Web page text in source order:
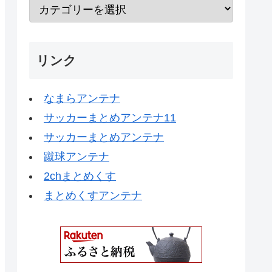
リンク
なまらアンテナ
サッカーまとめアンテナ11
サッカーまとめアンテナ
蹴球アンテナ
2chまとめくす
まとめくすアンテナ